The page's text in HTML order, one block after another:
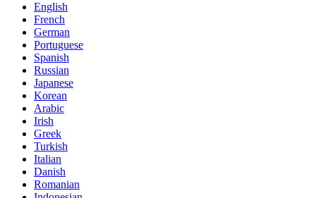
English
French
German
Portuguese
Spanish
Russian
Japanese
Korean
Arabic
Irish
Greek
Turkish
Italian
Danish
Romanian